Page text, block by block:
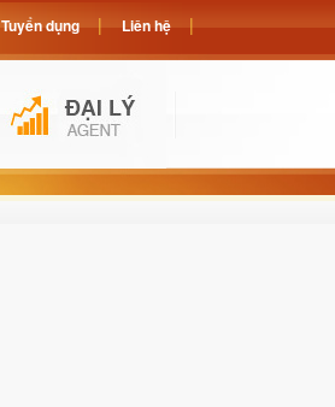
Tuyển dụng Liên hệ